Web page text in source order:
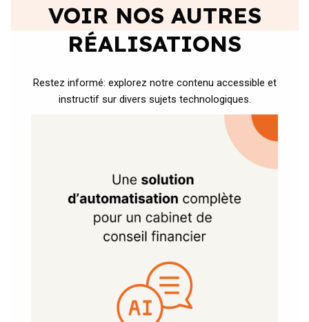
VOIR NOS AUTRES
RÉALISATIONS
Restez informé: explorez notre contenu accessible et
instructif sur divers sujets technologiques.